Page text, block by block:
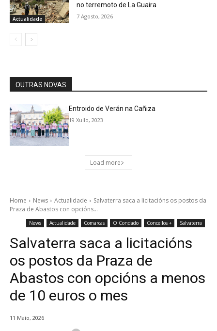
Actualidade
no terremoto de La Guaira
7 Agosto, 2026
OUTRAS NOVAS
Entroido de Verán na Cañiza
19 Xullo, 2023
Load more